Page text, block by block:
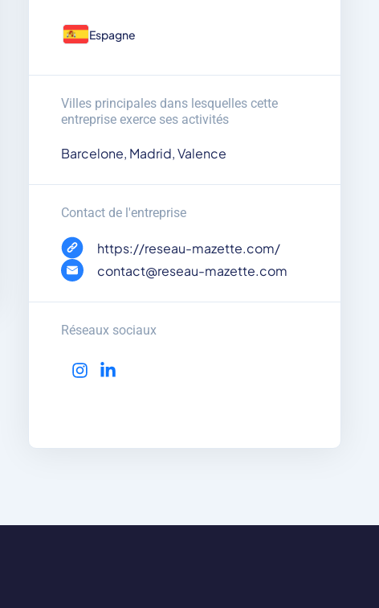
Espagne
Villes principales dans lesquelles cette
entreprise exerce ses activités
Barcelone, Madrid, Valence
Contact de l'entreprise
https://reseau-mazette.com/
contact@reseau-mazette.com
Réseaux sociaux